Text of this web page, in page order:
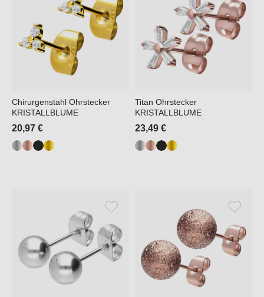
Chirurgenstahl Ohrstecker
KRISTALLBLUME
20,97 €
Titan Ohrstecker
KRISTALLBLUME
23,49 €